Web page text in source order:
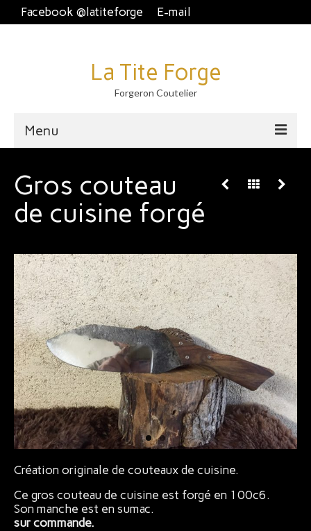
Facebook @latiteforge E-mail
La Tite Forge
Forgeron Coutelier
Menu
Disponible
Brut de forge
Piémontais et crans plat.
Couteau fixe et dague
À table
Bijoux
Gros couteau
de cuisine forgé
Création originale de couteaux de cuisine.
Ce gros couteau de cuisine est forgé en 100c6.
Son manche est en sumac.
sur commande.